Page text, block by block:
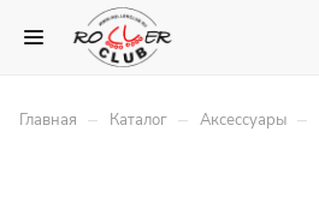
Главная – Каталог – Аксессуары –